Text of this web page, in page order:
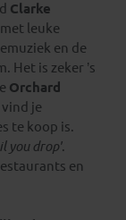
Clarke
leuke
en de
Het is zeker ’s
Orchard
je
te koop is.
you drop'.
en